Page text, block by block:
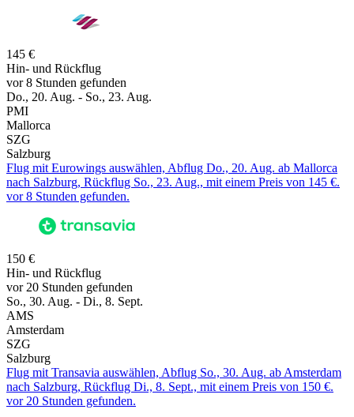
145 €
Hin- und Rückflug
vor 8 Stunden gefunden
Do., 20. Aug. - So., 23. Aug.
PMI
Mallorca
SZG
Salzburg
Flug mit Eurowings auswählen, Abflug Do., 20. Aug. ab Mallorca
nach Salzburg, Rückflug So., 23. Aug., mit einem Preis von 145 €.
vor 8 Stunden gefunden.
150 €
Hin- und Rückflug
vor 20 Stunden gefunden
So., 30. Aug. - Di., 8. Sept.
AMS
Amsterdam
SZG
Salzburg
Flug mit Transavia auswählen, Abflug So., 30. Aug. ab Amsterdam
nach Salzburg, Rückflug Di., 8. Sept., mit einem Preis von 150 €.
vor 20 Stunden gefunden.